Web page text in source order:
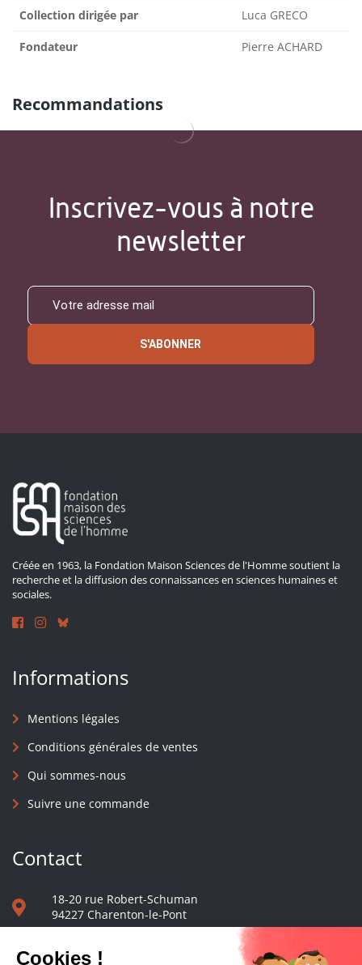
Collection dirigée par Luca GRECO
Fondateur Pierre ACHARD
Recommandations
Inscrivez-vous à notre
newsletter
S'ABONNER
Créée en 1963, la Fondation Maison Sciences de l'Homme soutient la
recherche et la diffusion des connaissances en sciences humaines et
sociales.
Informations
Mentions légales
Conditions générales de ventes
Qui sommes-nous
Suivre une commande
Contact
18-20 rue Robert-Schuman
94227 Charenton-le-Pont